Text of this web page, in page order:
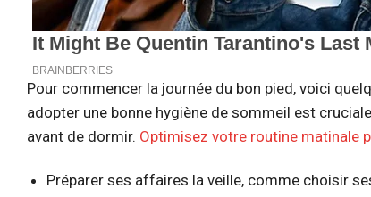
Pour commencer la journée du bon pied, voici
adopter une bonne hygiène de sommeil est
avant de dormir. Optimisez votre routine matinale
Préparer ses affaires la veille, comme choisir